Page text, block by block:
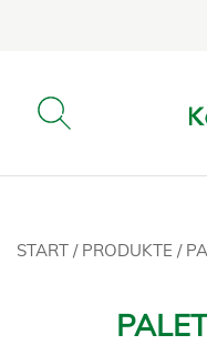
START / PRODUKTE /